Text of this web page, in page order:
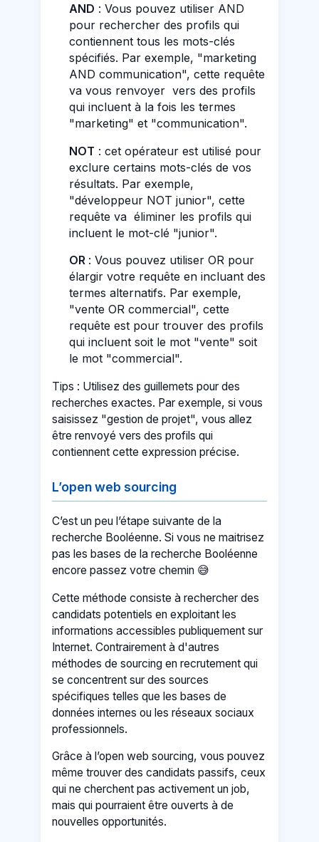
AND : Vous pouvez utiliser AND
pour rechercher des profils qui
contiennent tous les mots-clés
spécifiés. Par exemple, "marketing
AND communication", cette requête
va vous renvoyer vers des profils
qui incluent à la fois les termes
"marketing" et "communication".
NOT : cet opérateur est utilisé pour
exclure certains mots-clés de vos
résultats. Par exemple,
"développeur NOT junior", cette
requête va éliminer les profils qui
incluent le mot-clé "junior".
OR : Vous pouvez utiliser OR pour
élargir votre requête en incluant des
termes alternatifs. Par exemple,
"vente OR commercial", cette
requête est pour trouver des profils
qui incluent soit le mot "vente" soit
le mot "commercial".
Tips : Utilisez des guillemets pour des
recherches exactes. Par exemple, si vous
saisissez "gestion de projet", vous allez
être renvoyé vers des profils qui
contiennent cette expression précise.
L’open web sourcing
C’est un peu l’étape suivante de la
recherche Booléenne. Si vous ne maitrisez
pas les bases de la recherche Booléenne
encore passez votre chemin 😅
Cette méthode consiste à rechercher des
candidats potentiels en exploitant les
informations accessibles publiquement sur
Internet. Contrairement à d'autres
méthodes de sourcing en recrutement qui
se concentrent sur des sources
spécifiques telles que les bases de
données internes ou les réseaux sociaux
professionnels.
Grâce à l’open web sourcing, vous pouvez
même trouver des candidats passifs, ceux
qui ne cherchent pas activement un job,
mais qui pourraient être ouverts à de
nouvelles opportunités.